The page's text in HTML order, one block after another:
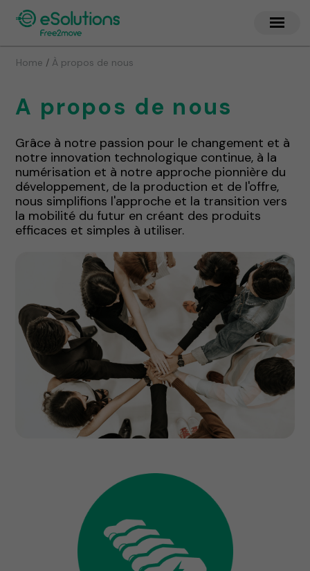
Home / À propos de nous
A propos de nous
Grâce à notre passion pour le changement et à
notre innovation technologique continue, à la
numérisation et à notre approche pionnière du
développement, de la production et de l'offre,
nous simplifions l'approche et la transition vers
la mobilité du futur en créant des produits
efficaces et simples à utiliser.